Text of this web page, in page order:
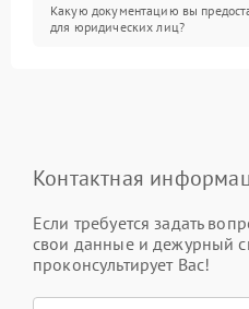
Какую документацию вы
для юридических лиц?
Контактная
Если требуется задать
свои данные и дежурный
проконсультирует Вас!